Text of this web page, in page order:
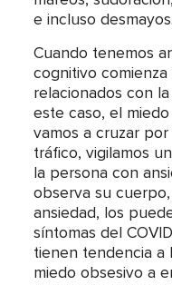
e incluso desmayos.
Cuando tenemos
cognitivo
relacionados con
este caso, el
vamos a cruzar
tráfico, vigilamos
la persona con
observa su
ansiedad, los
síntomas del
tienen tendencia a
miedo obsesivo a